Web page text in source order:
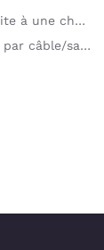
à une chambre
câble/satellite